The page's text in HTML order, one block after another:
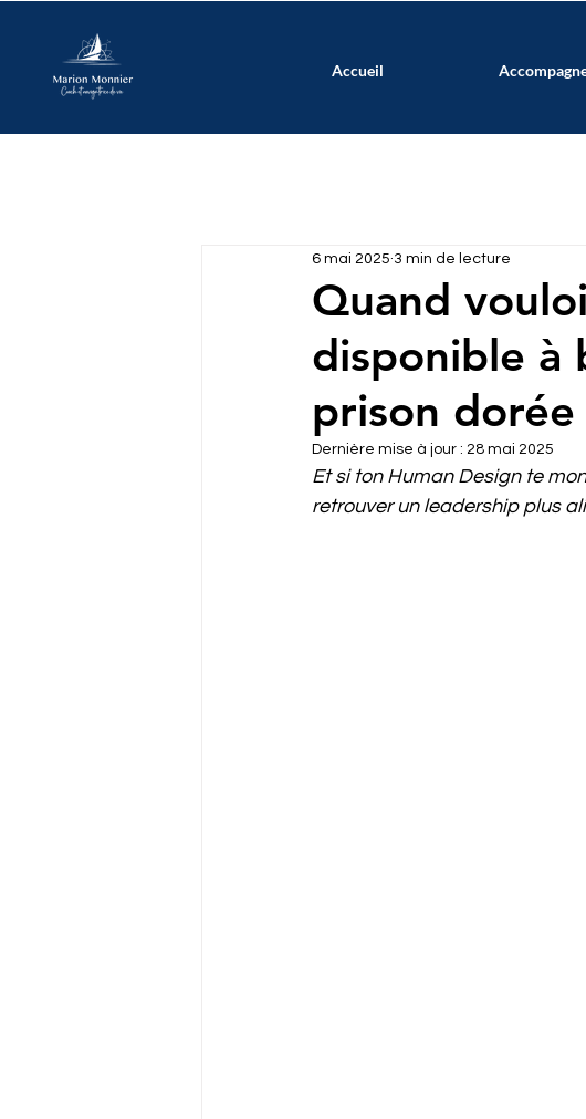
Accueil
Quand
disponible à
prison dorée
6 mai 2025 3 min de lecture
Dernière mise à jour : 28 mai 2025
Et si ton Human Design te
retrouver un leadership plus